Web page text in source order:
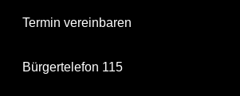
Termin vereinbaren
Bürgertelefon 115